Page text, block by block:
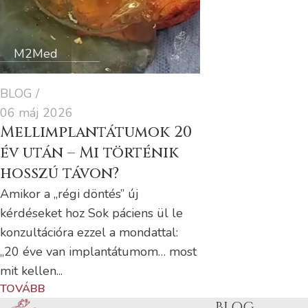
M2Med
BLOG
06 máj 2026
Mellimplantátumok 20
év után – Mi történik
hosszú távon?
Amikor a „régi döntés” új
kérdéseket hoz Sok páciens ül le
konzultációra ezzel a mondattal:
„20 éve van implantátumom… most
mit kellen...
TOVÁBB